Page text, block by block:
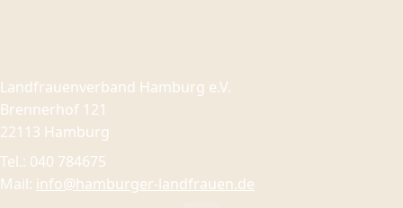
Landfrauenverband Hamburg e.V.
Brennerhof 121
22113 Hamburg
Tel.: 040 784675
Mail: info@hamburger-landfrauen.de